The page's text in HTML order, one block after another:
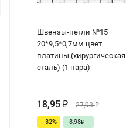
Швензы-петли №15
20*9,5*0,7мм цвет
платины (хирургическая
сталь) (1 пара)
18,95 ₽ 27,93₽
- 32% 8,98₽